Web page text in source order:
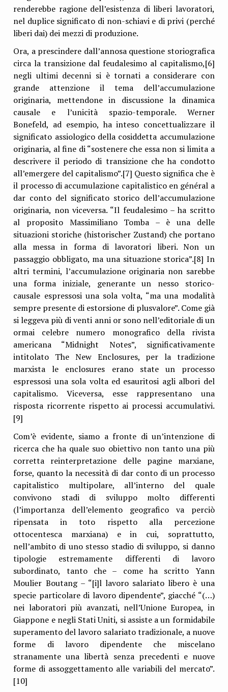
renderebbe ragione dell’esistenza di liberi lavoratori,
nel duplice significato di non-schiavi e di privi (perché
liberi dai) dei mezzi di produzione.
Ora, a prescindere dall’annosa questione storiografica
circa la transizione dal feudalesimo al capitalismo,[6]
negli ultimi decenni si è tornati a considerare con
grande attenzione il tema dell’accumulazione
originaria, mettendone in discussione la dinamica
causale e l’unicità spazio-temporale. Werner
Bonefeld, ad esempio, ha inteso concettualizzare il
significato assiologico della cosiddetta accumulazione
originaria, al fine di “sostenere che essa non si limita a
descrivere il periodo di transizione che ha condotto
all’emergere del capitalismo”.[7] Questo significa che è
il processo di accumulazione capitalistico en général a
dar conto del significato storico dell’accumulazione
originaria, non viceversa. “Il feudalesimo – ha scritto
al proposito Massimiliano Tomba – è una delle
situazioni storiche (historischer Zustand) che portano
alla messa in forma di lavoratori liberi. Non un
passaggio obbligato, ma una situazione storica”.[8] In
altri termini, l’accumulazione originaria non sarebbe
una forma iniziale, generante un nesso storico-
causale espressosi una sola volta, “ma una modalità
sempre presente di estorsione di plusvalore”. Come già
si leggeva più di venti anni or sono nell’editoriale di un
ormai celebre numero monografico della rivista
americana “Midnight Notes”, significativamente
intitolato The New Enclosures, per la tradizione
marxista le enclosures erano state un processo
espressosi una sola volta ed esauritosi agli albori del
capitalismo. Viceversa, esse rappresentano una
risposta ricorrente rispetto ai processi accumulativi.
[9]
Com’è evidente, siamo a fronte di un’intenzione di
ricerca che ha quale suo obiettivo non tanto una più
corretta reinterpretazione delle pagine marxiane,
forse, quanto la necessità di dar conto di un processo
capitalistico multipolare, all’interno del quale
convivono stadi di sviluppo molto differenti
(l’importanza dell’elemento geografico va perciò
ripensata in toto rispetto alla percezione
ottocentesca marxiana) e in cui, soprattutto,
nell’ambito di uno stesso stadio di sviluppo, si danno
tipologie estremamente differenti di lavoro
subordinato, tanto che – come ha scritto Yann
Moulier Boutang – “[i]l lavoro salariato libero è una
specie particolare di lavoro dipendente”, giacché “(…)
nei laboratori più avanzati, nell’Unione Europea, in
Giappone e negli Stati Uniti, si assiste a un formidabile
superamento del lavoro salariato tradizionale, a nuove
forme di lavoro dipendente che miscelano
stranamente una libertà senza precedenti e nuove
forme di assoggettamento alle variabili del mercato”.
[10]